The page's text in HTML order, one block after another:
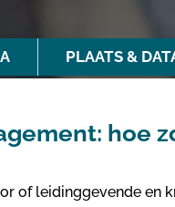
PLAATS &
hoe
of leidinggevende en